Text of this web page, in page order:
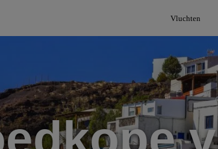
Vluchten